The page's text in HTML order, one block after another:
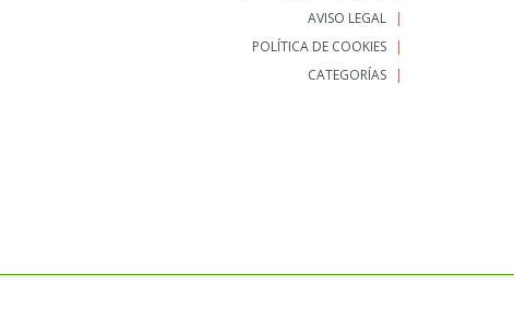
AVISO LEGAL
POLÍTICA DE COOKIES
CATEGORÍAS